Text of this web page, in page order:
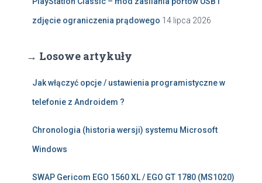
zdjęcie ograniczenia prądowego 14 lipca 2026
→ Losowe artykuły
Jak włączyć opcje / ustawienia programistyczne w
telefonie z Androidem ?
Chronologia (historia wersji) systemu Microsoft
Windows
SWAP Gericom EGO 1560 XL / EGO GT 1780 (MS1020)